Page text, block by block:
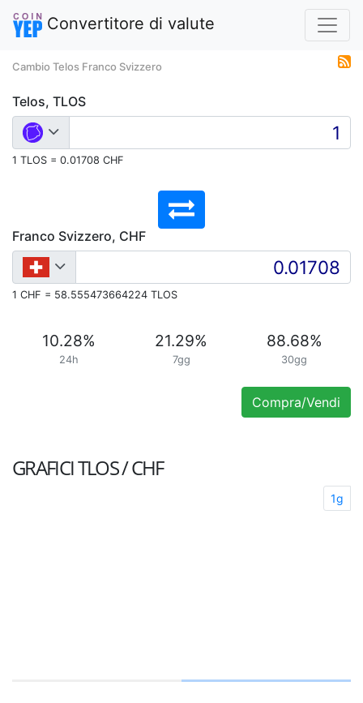
Convertitore di valute
Cambio Telos Franco Svizzero
Telos, TLOS
1 TLOS = 0.01708 CHF
Franco Svizzero, CHF
1 CHF = 58.555473664224 TLOS
10.28%
24h
21.29%
7gg
88.68%
30gg
Compra/Vendi
GRAFICITLOS / CHF
1g